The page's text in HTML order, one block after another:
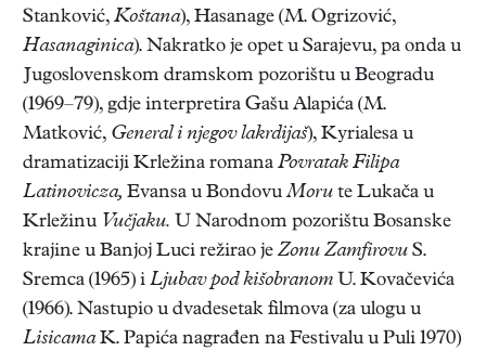
Stanković, Koštana), Hasanage (M. Ogrizović,
Hasanaginica). Nakratko je opet u Sarajevu, pa onda u
Jugoslovenskom dramskom pozorištu u Beogradu
(1969–79), gdje interpretira Gašu Alapića (M.
Matković, General i njegov lakrdijaš), Kyrialesa u
dramatizaciji Krležina romana Povratak Filipa
Latinovicza, Evansa u BondovuMoru te Lukača u
Krležinu Vučjaku. U Narodnom pozorištu Bosanske
krajine u Banjoj Luci režirao je Zonu Zamfirovu S.
Sremca (1965) i Ljubav pod kišobranom U. Kovačevića
(1966). Nastupio u dvadesetak filmova (za ulogu u
LisicamaK. Papića nagrađen na Festivalu u Puli 1970)